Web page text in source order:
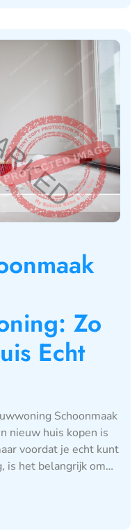
Zo
Echt
Schoonmaak
nieuw huis kopen is
voordat je echt kunt
is het belangrijk om…